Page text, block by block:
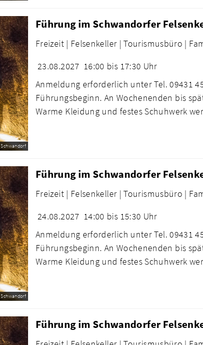
Führung im Schwandorfer
Freizeit | Felsenkeller | Tourismusbüro |
23.08.2027 16:00 bis 17:30 Uhr
Anmeldung erforderlich unter Tel. 09431
Führungsbeginn. An Wochenenden bis
Warme Kleidung und festes Schuhwerk
Führung im Schwandorfer
Freizeit | Felsenkeller | Tourismusbüro |
24.08.2027 14:00 bis 15:30 Uhr
Anmeldung erforderlich unter Tel. 09431
Führungsbeginn. An Wochenenden bis
Warme Kleidung und festes Schuhwerk
Führung im Schwandorfer